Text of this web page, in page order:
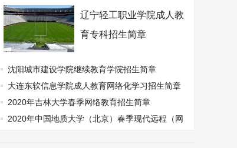
辽宁轻工职业学院成人教
育专科招生简章
沈阳城市建设学院继续教育学院招生简章
大连东软信息学院成人教育网络化学习招生简章
(本/专科)
2020年吉林大学春季网络教育招生简章
2020年中国地质大学（北京）春季现代远程（网